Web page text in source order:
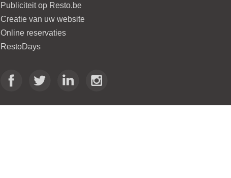
Publiciteit op Resto.be
Creatie van uw website
Online reservaties
RestoDays